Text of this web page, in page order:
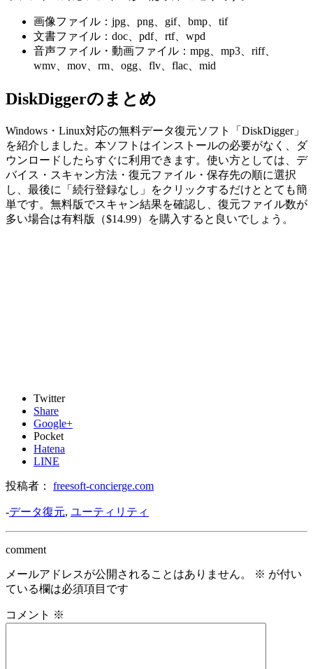
画像ファイル：jpg、png、gif、bmp、tif
文書ファイル：doc、pdf、rtf、wpd
音声ファイル・動画ファイル：mpg、mp3、riff、
wmv、mov、rm、ogg、flv、flac、mid
DiskDiggerのまとめ
Windows・Linux対応の無料データ復元ソフト「DiskDigger」
を紹介しました。本ソフトはインストールの必要がなく、ダ
ウンロードしたらすぐに利用できます。使い方としては、デ
バイス・スキャン方法・復元ファイル・保存先の順に選択
し、最後に「続行登録なし」をクリックするだけととても簡
単です。無料版でスキャン結果を確認し、復元ファイル数が
多い場合は有料版（$14.99）を購入すると良いでしょう。
Twitter
Share
Google+
Pocket
Hatena
LINE
投稿者： freesoft-concierge.com
-データ復元, ユーティリティ
comment
メールアドレスが公開されることはありません。 ※ が付い
ている欄は必須項目です
コメント ※